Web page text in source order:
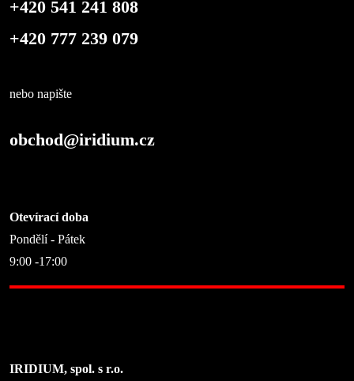
+420 541 241 808
+420 777 239 079
nebo napište
obchod@iridium.cz
Otevírací doba
Pondělí - Pátek
9:00 -17:00
IRIDIUM, spol. s r.o.